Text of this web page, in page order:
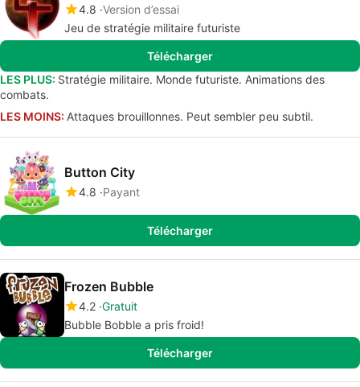
4.8 Version d’essai
Jeu de stratégie militaire futuriste
Télécharger
LES PLUS: Stratégie militaire. Monde futuriste. Animations des
combats.
LES MOINS: Attaques brouillonnes. Peut sembler peu subtil.
Button City
4.8 Payant
Télécharger
Frozen Bubble
4.2 Gratuit
Bubble Bobble a pris froid!
Télécharger